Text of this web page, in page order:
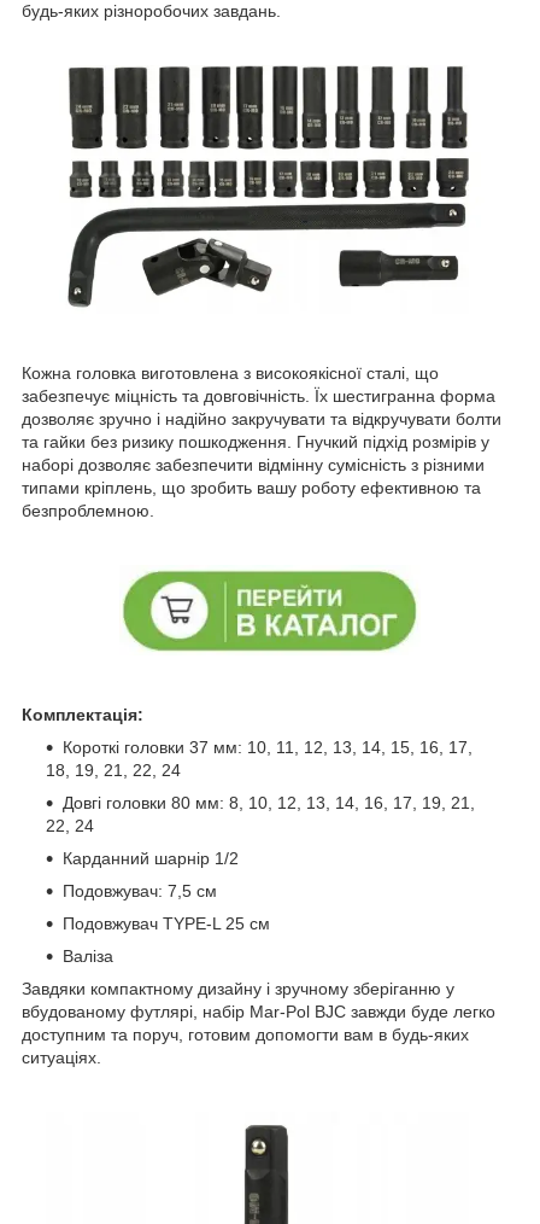
будь-яких різноробочих завдань.
Кожна головка виготовлена з високоякісної сталі, що
забезпечує міцність та довговічність. Їх шестигранна форма
дозволяє зручно і надійно закручувати та відкручувати болти
та гайки без ризику пошкодження. Гнучкий підхід розмірів у
наборі дозволяє забезпечити відмінну сумісність з різними
типами кріплень, що зробить вашу роботу ефективною та
безпроблемною.
Комплектація:
Короткі головки 37 мм: 10, 11, 12, 13, 14, 15, 16, 17,
18, 19, 21, 22, 24
Довгі головки 80 мм: 8, 10, 12, 13, 14, 16, 17, 19, 21,
22, 24
Карданний шарнір 1/2
Подовжувач: 7,5 см
Подовжувач TYPE-L 25 см
Валіза
Завдяки компактному дизайну і зручному зберіганню у
вбудованому футлярі, набір Mar-Pol BJC завжди буде легко
доступним та поруч, готовим допомогти вам в будь-яких
ситуаціях.